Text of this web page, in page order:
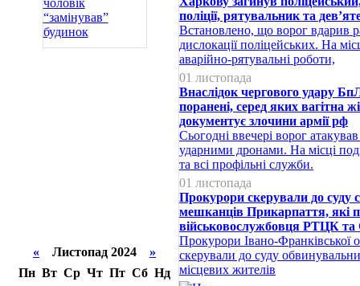
чоловік
“замінував”
будинок
« Листопад 2024 »
Пн Вт Ср Чт Пт Сб Нд
поліції, рятувальник та
Встановлено, що ворог вдарив
дислокації поліцейських. На
аварійно-рятувальні роботи,
01 листопада
Внаслідок чергового удару
поранені, серед яких вагітна
документує злочини армії рф
Сьогодні ввечері ворог
ударними дронами. На місці
та всі профільні служби.
01 листопада
Прокурори скерували до суду
мешканців Прикарпаття, які
військовослужбовця РТЦК
Прокурори Івано-Франківської
скерували до суду
місцевих жителів